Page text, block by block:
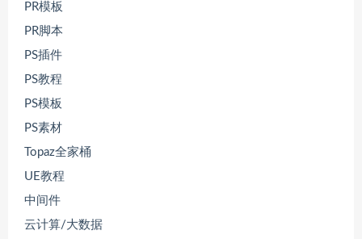
PR模板
PR脚本
PS插件
PS教程
PS模板
PS素材
Topaz全家桶
UE教程
中间件
云计算/大数据